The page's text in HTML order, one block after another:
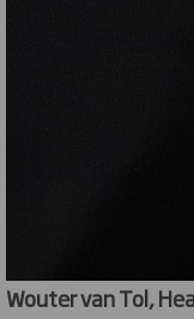
Wouter van Tol,